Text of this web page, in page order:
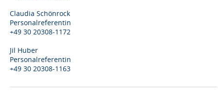
Claudia Schönrock
Personalreferentin
+49 30 20308-1172
Jil Huber
Personalreferentin
+49 30 20308-1163